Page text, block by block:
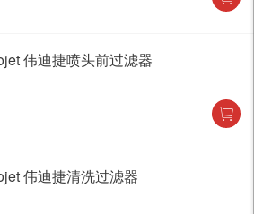
伟迪捷喷头前过滤器
伟迪捷清洗过滤器